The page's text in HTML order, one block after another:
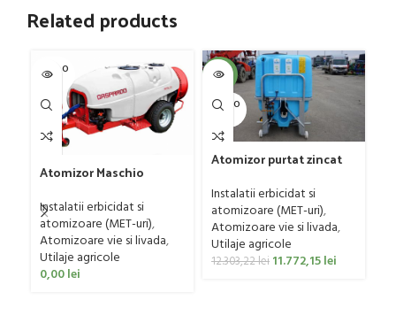
Related products
SOLD O
UT
Atomizor Maschio
Avant 1000/800/121 E
Instalatii erbicidat si
atomizoare (MET-uri),
Atomizoare vie si livada,
Utilaje agricole
0,00lei
-4%
SOLD O
UT
Atomizor purtat zincat
Bufer, model Ronda,
300 litri
Instalatii erbicidat si
atomizoare (MET-uri),
Atomizoare vie si livada,
Utilaje agricole
12.303,22lei 11.772,15lei